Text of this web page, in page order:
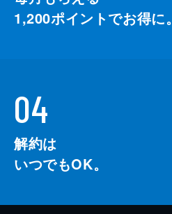
1,200ポイントでお得に。
04
解約は
いつでもOK。